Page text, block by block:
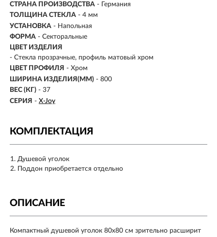
СТРАНА ПРОИЗВОДСТВА - Германия
ТОЛЩИНА СТЕКЛА - 4 мм
УСТАНОВКА - Напольная
ФОРМА - Секторальные
ЦВЕТ ИЗДЕЛИЯ
- Стекла прозрачные, профиль матовый хром
ЦВЕТ ПРОФИЛЯ - Хром
ШИРИНА ИЗДЕЛИЯ(ММ) - 800
ВЕС (КГ) - 37
СЕРИЯ - X-Joy
КОМПЛЕКТАЦИЯ
Душевой уголок
Поддон приобретается отдельно
ОПИСАНИЕ
Компактный душевой уголок 80х80 см зрительно расширит